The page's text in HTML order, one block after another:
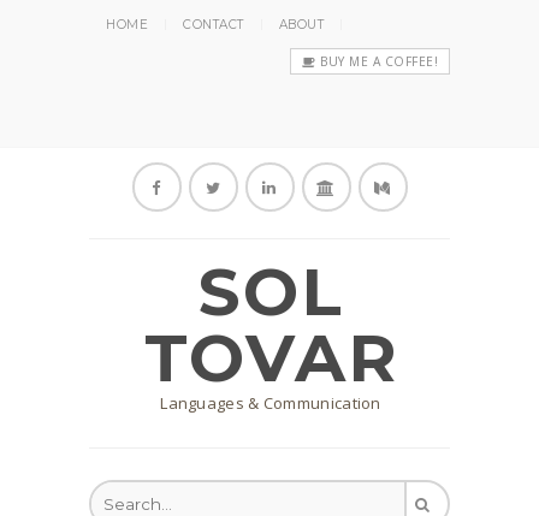
HOME CONTACT ABOUT
BUY ME A COFFEE!
SOL
TOVAR
Languages & Communication